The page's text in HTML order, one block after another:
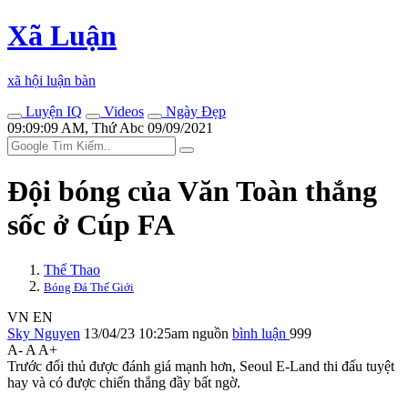
Xã Luận
xã hội luận bàn
Luyện IQ
Videos
Ngày Đẹp
09:09:09 AM, Thứ Abc 09/09/2021
Đội bóng của Văn Toàn thắng
sốc ở Cúp FA
Thể Thao
Bóng Đá Thế Giới
VN EN
Sky Nguyen 13/04/23 10:25am nguồn bình luận 999
A- A A+
Trước đối thủ được đánh giá mạnh hơn, Seoul E-Land thi đấu tuyệt
hay và có được chiến thắng đầy bất ngờ.